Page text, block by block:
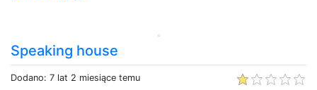
Speaking house
Dodano: 7 lat 2 miesiące temu